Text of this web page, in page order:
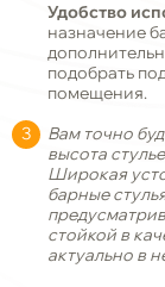
Удобство
назначение
подобрать
помещения.
Вам точно
высота
Широкая
барные
стойкой в
актуально в